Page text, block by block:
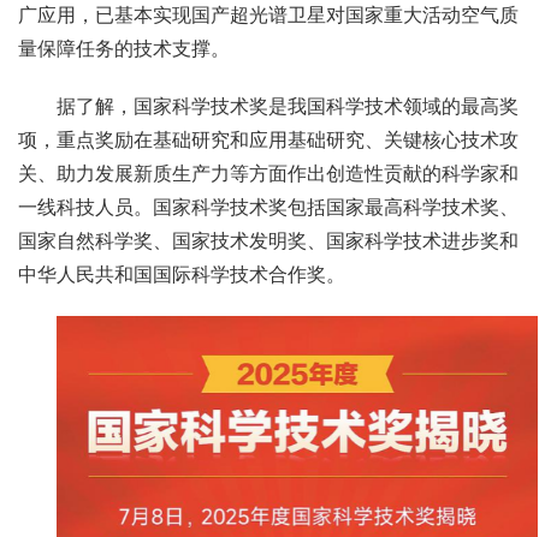
广应用，已基本实现国产超光谱卫星对国家重大活动空气质
量保障任务的技术支撑。
据了解，国家科学技术奖是我国科学技术领域的最高奖
项，重点奖励在基础研究和应用基础研究、关键核心技术攻
关、助力发展新质生产力等方面作出创造性贡献的科学家和
一线科技人员。国家科学技术奖包括国家最高科学技术奖、
国家自然科学奖、国家技术发明奖、国家科学技术进步奖和
中华人民共和国国际科学技术合作奖。